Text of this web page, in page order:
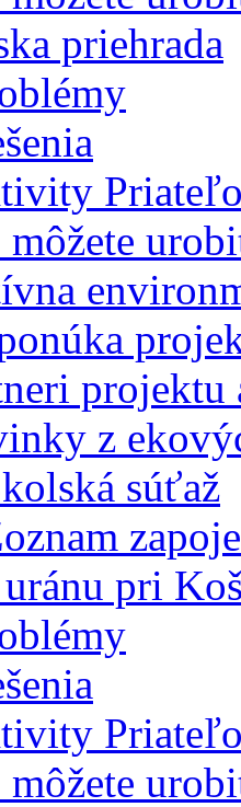
priehrada
môžete
projektu
z
súťaž
pri
môžete